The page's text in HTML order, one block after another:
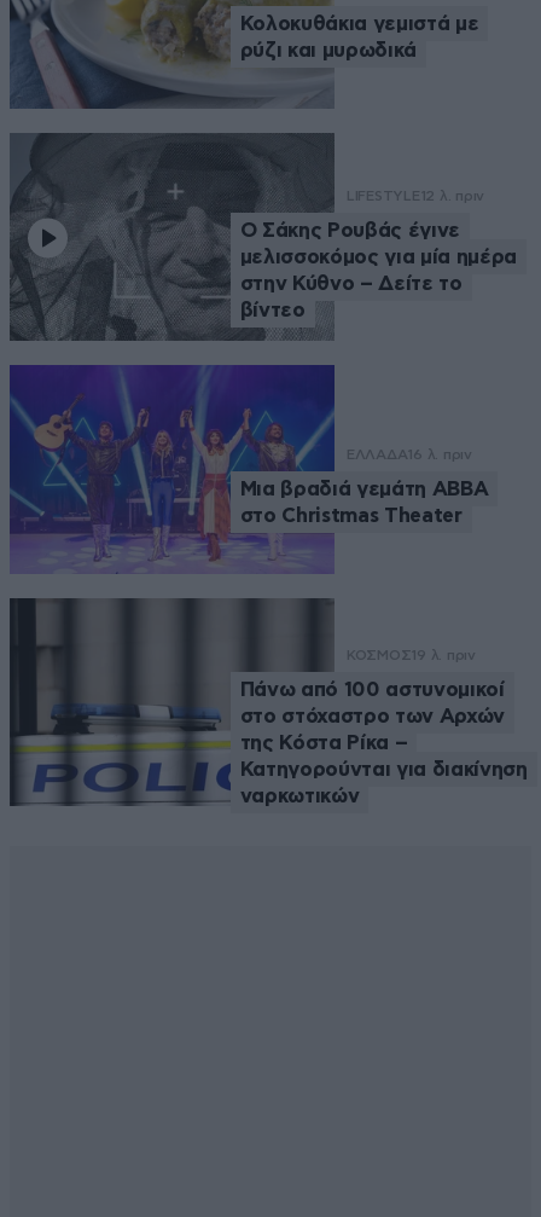
Κολοκυθάκια γεμιστά με
ρύζι και μυρωδικά
LIFESTYLE 12 λ. πριν
Ο Σάκης Ρουβάς έγινε
μελισσοκόμος για μία ημέρα
στην Κύθνο – Δείτε το
βίντεο
ΕΛΛΑΔΑ 16 λ. πριν
Μια βραδιά γεμάτη ABBA
στο Christmas Theater
ΚΟΣΜΟΣ 19 λ. πριν
Πάνω από 100 αστυνομικοί
στο στόχαστρο των Αρχών
της Κόστα Ρίκα –
Κατηγορούνται για διακίνηση
ναρκωτικών